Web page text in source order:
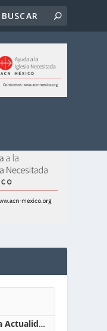
El Observador de la Actualidad